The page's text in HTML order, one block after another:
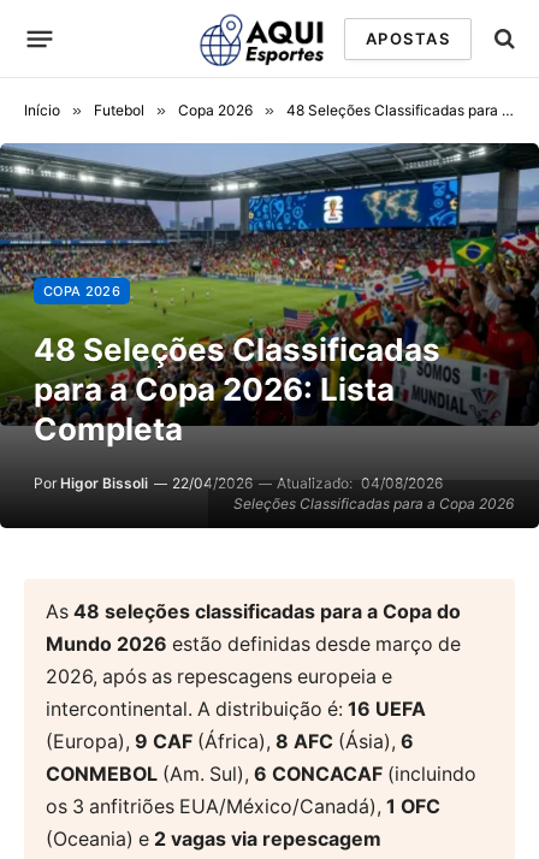
APOSTAS
Início » Futebol » Copa 2026 » 48 Seleções Classificadas para a Copa 2026: Lista Completa
Seleções Classificadas para a Copa 2026
COPA 2026
48 Seleções Classificadas
para a Copa 2026: Lista
Completa
Por Higor Bissoli 22/04/2026 Atualizado: 04/08/2026
As 48 seleções classificadas para a Copa do
Mundo 2026 estão definidas desde março de
2026, após as repescagens europeia e
intercontinental. A distribuição é: 16 UEFA
(Europa), 9 CAF(África), 8 AFC (Ásia), 6
CONMEBOL(Am. Sul), 6 CONCACAF(incluindo
os 3 anfitriões EUA/México/Canadá), 1 OFC
(Oceania) e 2 vagas via repescagem